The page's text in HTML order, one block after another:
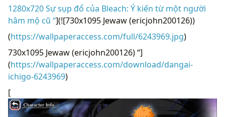
1280x720 Sự sụp đổ của Bleach: Ý kiến ​​từ một người
hâm mộ cũ “](![730x1095 Jewaw (ericjohn200126))
(https://wallpaperaccess.com/full/6243969.jpg)
730x1095 Jewaw (ericjohn200126) “]
(https://wallpaperaccess.com/download/dangai-
ichigo-6243969)
[